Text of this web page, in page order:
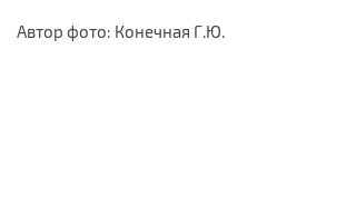
Автор фото: Конечная Г.Ю.